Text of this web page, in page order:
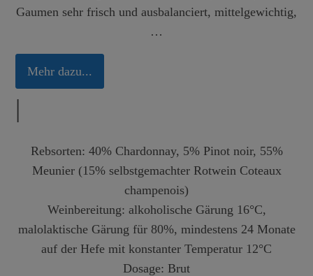
Gaumen sehr frisch und ausbalanciert, mittelgewichtig,
…
Mehr dazu...
|
Rebsorten: 40% Chardonnay, 5% Pinot noir, 55%
Meunier (15% selbstgemachter Rotwein Coteaux
champenois)
Weinbereitung: alkoholische Gärung 16°C,
malolaktische Gärung für 80%, mindestens 24 Monate
auf der Hefe mit konstanter Temperatur 12°C
Dosage: Brut